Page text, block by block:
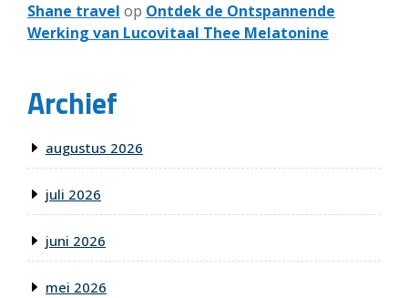
Shane travel op Ontdek de Ontspannende
Werking van Lucovitaal Thee Melatonine
Archief
augustus 2026
juli 2026
juni 2026
mei 2026